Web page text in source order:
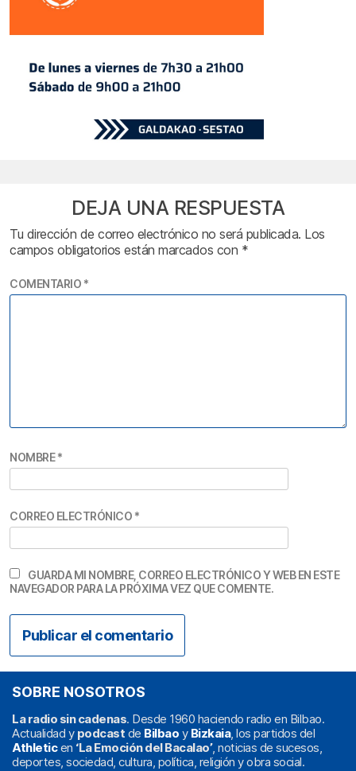
DEJA UNA RESPUESTA
Tu dirección de correo electrónico no será publicada. Los
campos obligatorios están marcados con *
COMENTARIO *
NOMBRE*
CORREO ELECTRÓNICO *
GUARDA MI NOMBRE, CORREO ELECTRÓNICO Y WEB EN ESTE
NAVEGADOR PARA LA PRÓXIMA VEZ QUE COMENTE.
SOBRE NOSOTROS
La radio sin cadenas. Desde 1960 haciendo radio en Bilbao.
Actualidad y podcast de Bilbao y Bizkaia, los partidos del
Athleticen ‘La Emoción del Bacalao’, noticias de sucesos,
deportes, sociedad, cultura, política, religión y obra social.